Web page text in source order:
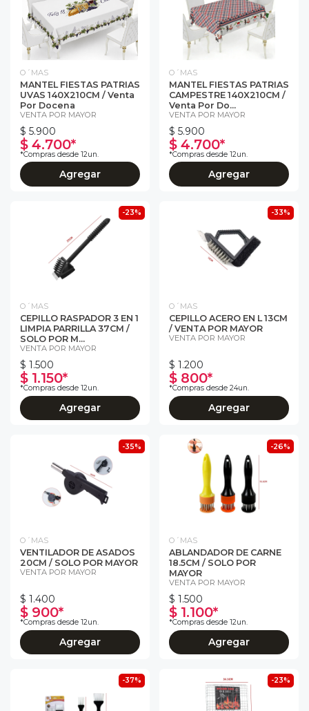
O´MAS
MANTEL FIESTAS PATRIAS
UVAS 140X210CM / Venta
Por Docena
VENTA POR MAYOR
$ 5.900
$ 4.700*
*Compras desde 12un.
Agregar
O´MAS
MANTEL FIESTAS PATRIAS
CAMPESTRE 140X210CM /
Venta Por Do...
VENTA POR MAYOR
$ 5.900
$ 4.700*
*Compras desde 12un.
Agregar
-23%
O´MAS
CEPILLO RASPADOR 3 EN 1
LIMPIA PARRILLA 37CM /
SOLO POR M...
VENTA POR MAYOR
$ 1.500
$ 1.150*
*Compras desde 12un.
Agregar
-33%
O´MAS
CEPILLO ACERO EN L 13CM
/ VENTA POR MAYOR
VENTA POR MAYOR
$ 1.200
$ 800*
*Compras desde 24un.
Agregar
-35%
O´MAS
VENTILADOR DE ASADOS
20CM / SOLO POR MAYOR
VENTA POR MAYOR
$ 1.400
$ 900*
*Compras desde 12un.
Agregar
-26%
O´MAS
ABLANDADOR DE CARNE
18.5CM / SOLO POR
MAYOR
VENTA POR MAYOR
$ 1.500
$ 1.100*
*Compras desde 12un.
Agregar
-37% -23%